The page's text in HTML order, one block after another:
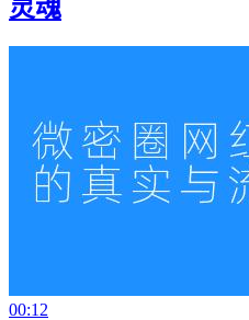
灵魂
00:12